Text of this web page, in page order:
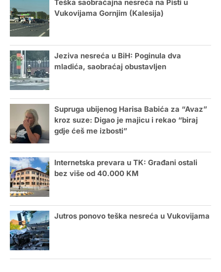
Teška saobraćajna nesreća na Pisti u
Vukovijama Gornjim (Kalesija)
Jeziva nesreća u BiH: Poginula dva
mladića, saobraćaj obustavljen
Supruga ubijenog Harisa Babića za “Avaz”
kroz suze: Digao je majicu i rekao “biraj
gdje ćeš me izbosti”
Internetska prevara u TK: Građani ostali
bez više od 40.000 KM
Jutros ponovo teška nesreća u Vukovijama